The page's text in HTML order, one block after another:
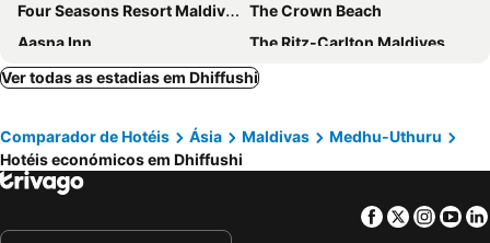
Four Seasons Resort Maldives at Kuda Huraa
The Crown Beach
Aasna Inn
The Ritz-Carlton Maldives, Fari Islands
Batuta Maldives Surf View
Samura Panorama Guest House
Surf Trip Maldives
Dream Inn at Thulusdhoo
Kanborani
Portia Hotel & Spa
Athiri Residence Dhiffushi
Dhiffushi Tourist Hotel
The Sunset Villa
Ver todas as estadias em Dhiffushi
Comparador de Hotéis Ásia Maldivas
Medhu-Uthuru
Hotéis económicos em Dhiffushi
Facebook
Twitter